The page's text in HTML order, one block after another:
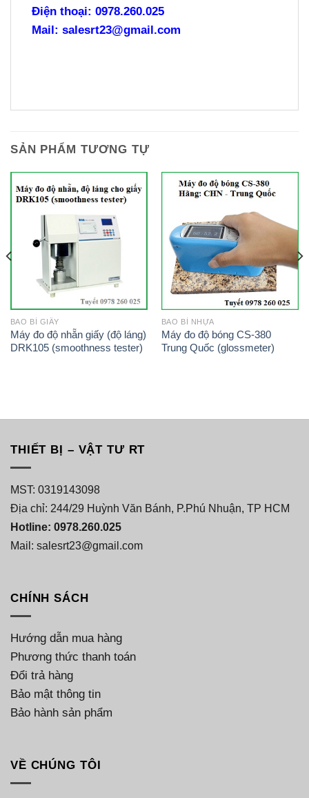
Điện thoại: 0978.260.025
Mail: salesrt23@gmail.com
SẢN PHẨM TƯƠNG TỰ
BAO BÌ GIẤY
Máy đo độ nhẵn giấy (độ láng)
DRK105 (smoothness tester)
BAO BÌ NHỰA
Máy đo độ bóng CS-380
Trung Quốc (glossmeter)
THIẾT BỊ – VẬT TƯ RT
MST: 0319143098
Địa chỉ: 244/29 Huỳnh Văn Bánh, P.Phú Nhuận, TP HCM
Hotline: 0978.260.025
Mail: salesrt23@gmail.com
CHÍNH SÁCH
Hướng dẫn mua hàng
Phương thức thanh toán
Đổi trả hàng
Bảo mật thông tin
Bảo hành sản phẩm
VỀ CHÚNG TÔI